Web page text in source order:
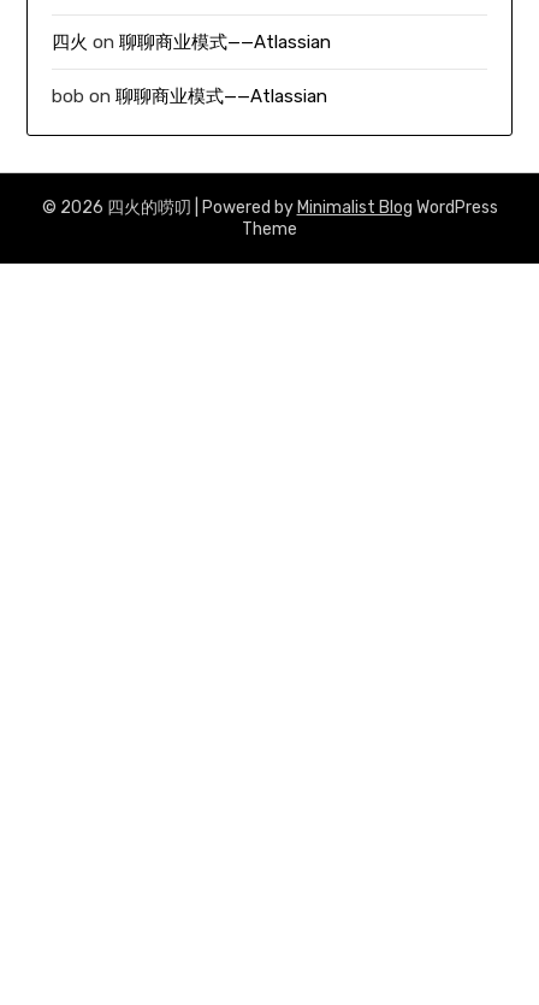
四火 on聊聊商业模式——Atlassian
bob on聊聊商业模式——Atlassian
© 2026 四火的唠叨 | Powered by Minimalist Blog WordPress
Theme